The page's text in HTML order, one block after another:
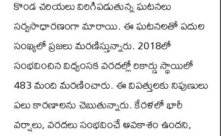
కొండ చరియలు విరిగిపడుతున్న ఘటనలు
సర్వసాధారణంగా మారాయి. ఈ ఘటనలతో పదుల
సంఖ్యలో ప్రజలు మరణిస్తున్నారు. 2018లో
సంభవించిన విధ్వంసక వరదల్లో రికార్డు స్థాయిలో
483 మంది మరణించారు. ఈ విపత్తులకు నిపుణులు
పలు కారణాలను చెబుతున్నారు. కేరళలో భారీ
వర్షాలు, వరదలు సంభవించే అవకాశం ఉందని,